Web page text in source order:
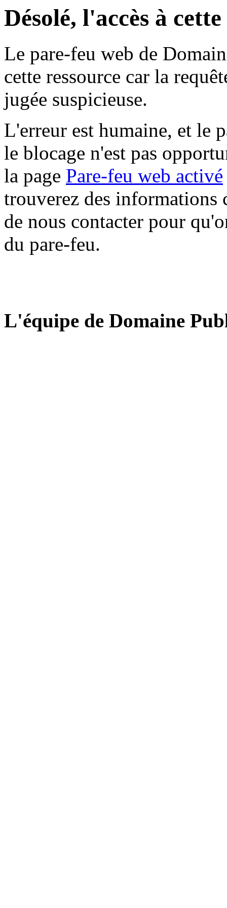
Désolé, l'accès à
Le pare-feu web de
cette ressource car la
jugée suspicieuse.
L'erreur est humaine, et le
le blocage n'est pas
la page Pare-feu web activé
trouverez des informations
de nous contacter pour
du pare-feu.
L'équipe de Domaine